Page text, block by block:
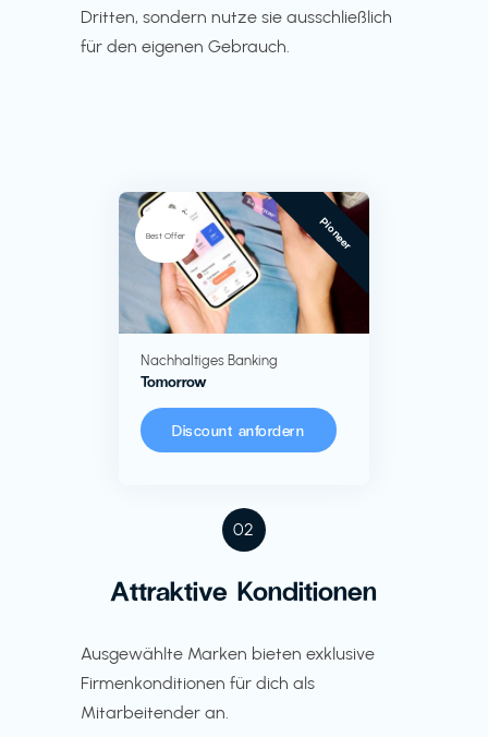
Dritten, sondern nutze sie ausschließlich
für den eigenen Gebrauch.
02
Attraktive Konditionen
Ausgewählte Marken bieten exklusive
Firmenkonditionen für dich als
Mitarbeitender an.
Best Offer Pioneer
Nachhaltiges Banking
Tomorrow
Discount anfordern